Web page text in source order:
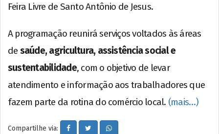
Feira Livre de Santo Antônio de Jesus.
A programação reunirá serviços voltados às áreas
de saúde, agricultura, assistência social e
sustentabilidade, com o objetivo de levar
atendimento e informação aos trabalhadores que
fazem parte da rotina do comércio local. (mais…)
Compartilhe via: